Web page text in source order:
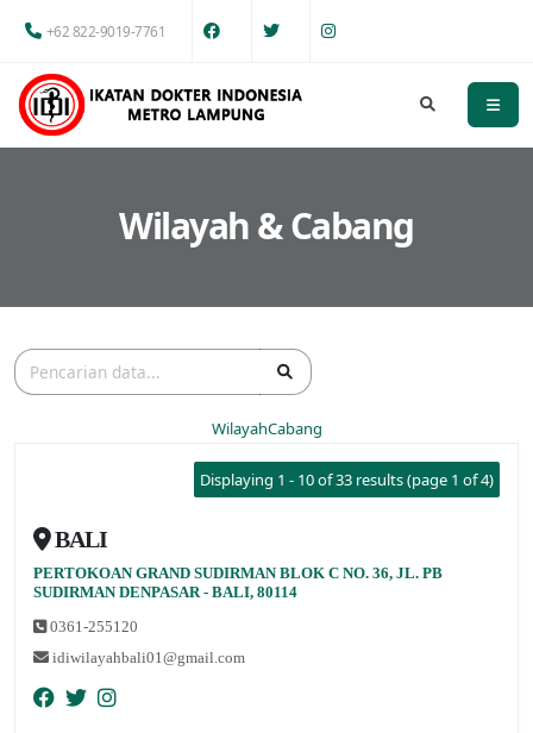
+62 822-9019-7761
Wilayah & Cabang
WilayahCabang
Displaying 1 - 10 of 33 results (page 1 of 4)
BALI
PERTOKOAN GRAND SUDIRMAN BLOK C NO. 36, JL. PB
SUDIRMAN DENPASAR - BALI, 80114
0361-255120
idiwilayahbali01@gmail.com